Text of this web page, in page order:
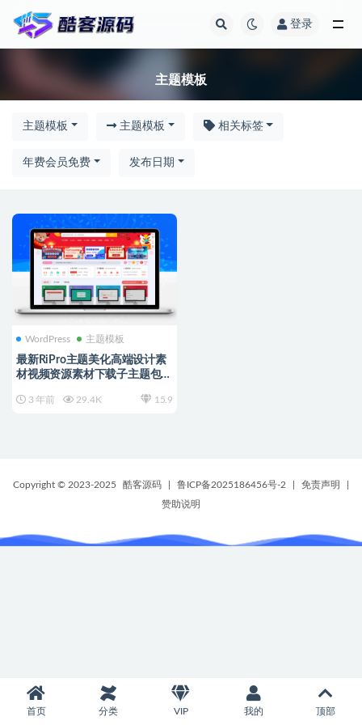
登录
主题模板
主题模板 主题模板 相关标签
年费会员免费 发布日期
WordPress 主题模板
最新RiPro主题美化高端设计素
材视频资源素材下载子主题包源
3 年前 29.4K 15.9
Copyright © 2023-2025 酷客源码 鲁ICP备2025186456号-2 免责声明
赞助说明
首页 分类 VIP 我的 顶部